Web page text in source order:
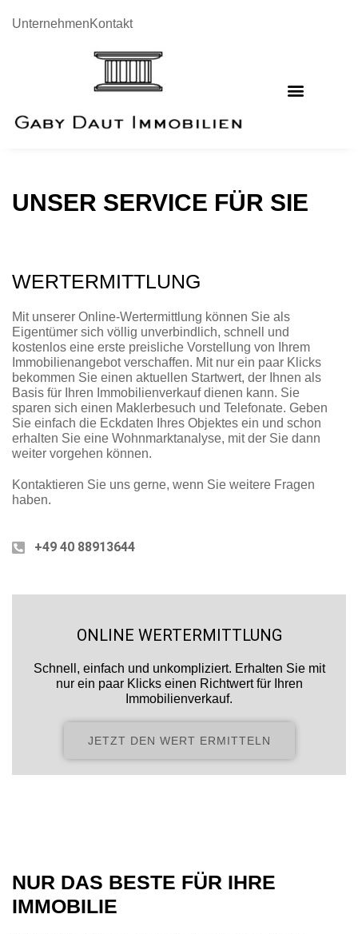
UnternehmenKontakt
UNSER SERVICE FÜR SIE
WERTERMITTLUNG
Mit unserer Online-Wertermittlung können Sie als
Eigentümer sich völlig unverbindlich, schnell und
kostenlos eine erste preisliche Vorstellung von Ihrem
Immobilienangebot verschaffen. Mit nur ein paar Klicks
bekommen Sie einen aktuellen Startwert, der Ihnen als
Basis für Ihren Immobilienverkauf dienen kann. Sie
sparen sich einen Maklerbesuch und Telefonate. Geben
Sie einfach die Eckdaten Ihres Objektes ein und schon
erhalten Sie eine Wohnmarktanalyse, mit der Sie dann
weiter vorgehen können.
Kontaktieren Sie uns gerne, wenn Sie weitere Fragen
haben.
+49 40 88913644
ONLINE WERTERMITTLUNG
Schnell, einfach und unkompliziert. Erhalten Sie mit
nur ein paar Klicks einen Richtwert für Ihren
Immobilienverkauf.
JETZT DEN WERT ERMITTELN
NUR DAS BESTE FÜR IHRE
IMMOBILIE